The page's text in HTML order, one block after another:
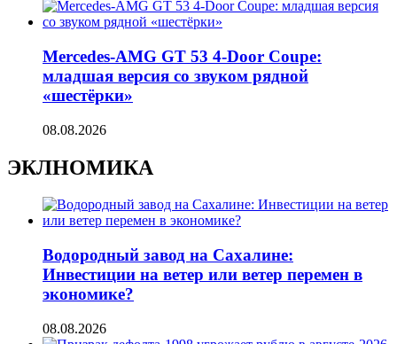
Mercedes-AMG GT 53 4-Door Coupe:
младшая версия со звуком рядной
«шестёрки»
08.08.2026
ЭКЛНОМИКА
Водородный завод на Сахалине:
Инвестиции на ветер или ветер перемен в
экономике?
08.08.2026